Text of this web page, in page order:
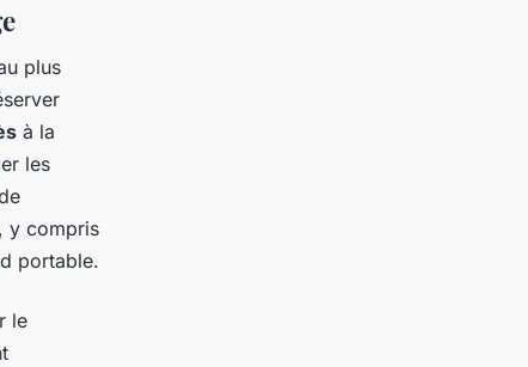
plus
à la
les
y compris
portable.
le